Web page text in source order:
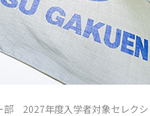
部 2027年度入学者対象セレク